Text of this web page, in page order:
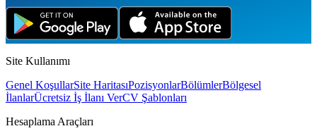
Site Kullanımı
Genel KoşullarSite HaritasıPozisyonlarBölümlerBölgesel
İlanlarÜcretsiz İş İlanı VerCV Şablonları
Hesaplama Araçları